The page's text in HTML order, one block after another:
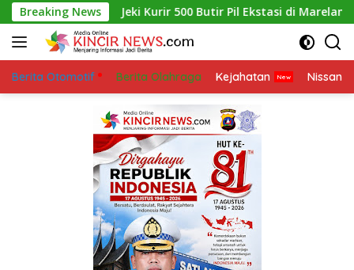
Skip
to
content
Breaking News
Jeki Kurir 500 Butir Pil Ekstasi di Marelan Di Tangkap
Berita Otomotif Berita Olahraga Kejahatan Nissan